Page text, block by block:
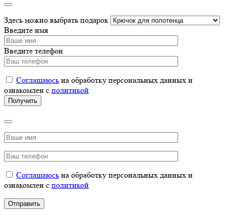
Здесь можно выбрать подарок
Введите имя
Введите телефон
Соглашаюсь на обработку персональных данных и
ознакомлен с политикой
Соглашаюсь на обработку персональных данных и
ознакомлен с политикой